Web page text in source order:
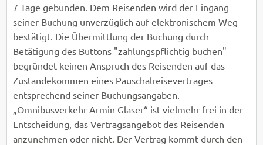
7 Tage gebunden. Dem Reisenden wird der Eingang
seiner Buchung unverzüglich auf elektronischem Weg
bestätigt. Die Übermittlung der Buchung durch
Betätigung des Buttons "zahlungspflichtig buchen"
begründet keinen Anspruch des Reisenden auf das
Zustandekommen eines Pauschalreisevertrages
entsprechend seiner Buchungsangaben.
„Omnibusverkehr Armin Glaser“ ist vielmehr frei in der
Entscheidung, das Vertragsangebot des Reisenden
anzunehmen oder nicht. Der Vertrag kommt durch den